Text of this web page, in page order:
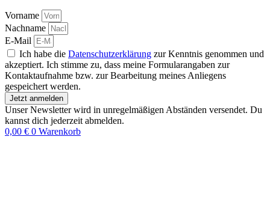
Vorname
Nachname
E-Mail
Ich habe die Datenschutzerklärung zur Kenntnis genommen und
akzeptiert. Ich stimme zu, dass meine Formularangaben zur
Kontaktaufnahme bzw. zur Bearbeitung meines Anliegens
gespeichert werden.
Jetzt anmelden
Unser Newsletter wird in unregelmäßigen Abständen versendet. Du
kannst dich jederzeit abmelden.
0,00 € 0 Warenkorb